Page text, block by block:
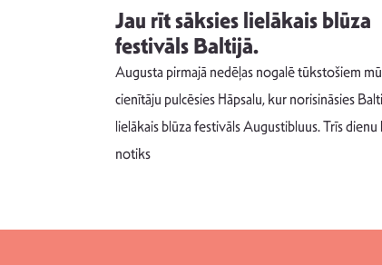
Jau rīt sāksies lielākais blūza
festivāls Baltijā.
Augusta pirmajā nedēļas nogalē tūkstošiem
cienītāju pulcēsies Hāpsalu, kur norisināsies
lielākais blūza festivāls Augustibluus. Trīs dienu
notiks